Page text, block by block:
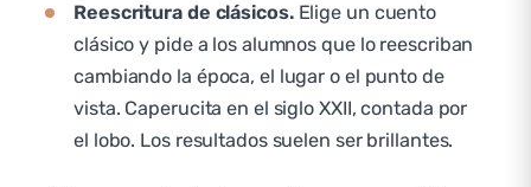
Reescritura de clásicos.Elige un cuento
clásico y pide a los alumnos que lo reescriban
cambiando la época, el lugar o el punto de
vista. Caperucita en el siglo XXII, contada por
el lobo. Los resultados suelen ser brillantes.